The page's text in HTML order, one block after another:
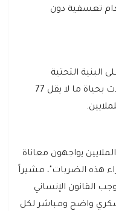
تعسفية دون
البنية التحتية
الأساسية في أوكرانيا منذ أكتوبر أودت بحياة ما لا يقل 77
يواجهون معاناة
هذه الضربات"، مشيراً
القانون الإنساني
واضح ومباشر لكل